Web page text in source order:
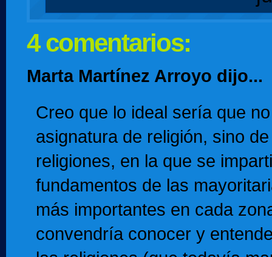
4 comentarios:
Marta Martínez Arroyo dijo...
Creo que lo ideal sería que
asignatura de religión, sino
religiones, en la que se
fundamentos de las
más importantes en cada
convendría conocer y